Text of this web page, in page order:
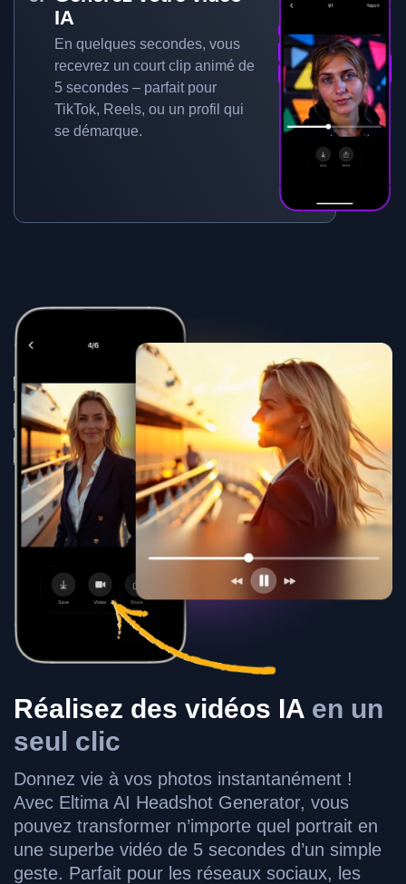
IA
En quelques secondes, vous
recevrez un court clip animé de
5 secondes – parfait pour
TikTok, Reels, ou un profil qui
se démarque.
Réalisez des vidéos IA en un
seul clic
Donnez vie à vos photos instantanément !
Avec Eltima AI Headshot Generator, vous
pouvez transformer n’importe quel portrait en
une superbe vidéo de 5 secondes d’un simple
geste. Parfait pour les réseaux sociaux, les